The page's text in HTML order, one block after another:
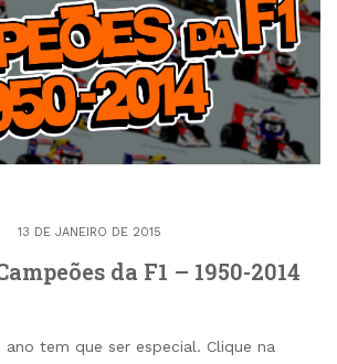
13 DE JANEIRO DE 2015
da F1 – 1950-2014
tem que ser especial. Clique na